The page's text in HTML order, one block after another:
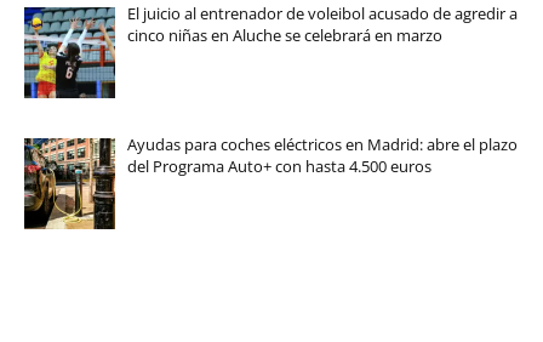
El juicio al entrenador de voleibol acusado de agredir a
cinco niñas en Aluche se celebrará en marzo
Ayudas para coches eléctricos en Madrid: abre el plazo
del Programa Auto+ con hasta 4.500 euros